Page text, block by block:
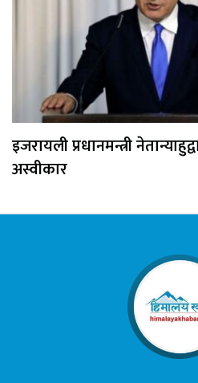
इजरायली प्रधानमन्त्री
अस्वीकार